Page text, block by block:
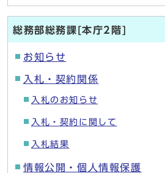
総務部総務課[本庁2階]
お知らせ
入札・契約関係
入札のお知らせ
入札・契約に関して
入札結果
情報公開・個人情報保護